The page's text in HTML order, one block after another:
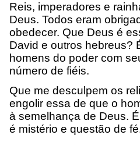
Reis, imperadores e
Deus. Todos eram
obedecer. Que Deus é
David e outros hebreus?
homens do poder com
número de fiéis.
Que me desculpem os
engolir essa de que o
à semelhança de Deus.
é mistério e questão de